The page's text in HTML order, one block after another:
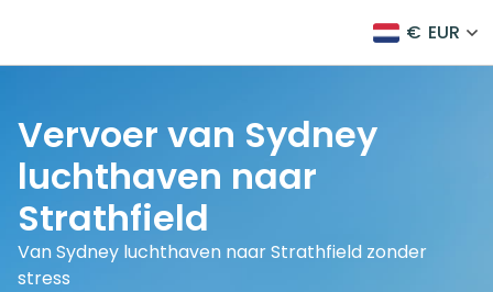
€ EUR
Vervoer van Sydney
luchthaven naar
Strathfield
Van Sydney luchthaven naar Strathfield zonder
stress